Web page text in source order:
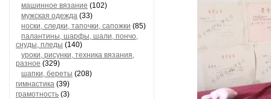
машинное вязание (102)
мужская одежда (33)
носки, следки, тапочки, сапожки (85)
палантины, шарфы, шали, пончо,
снуды, пледы (140)
уроки, рисунки, техника вязания,
разное (329)
шапки, береты (208)
гимнастика (39)
грамотность (3)